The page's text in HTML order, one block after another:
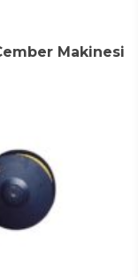
Makinesi